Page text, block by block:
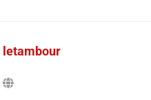
letambour